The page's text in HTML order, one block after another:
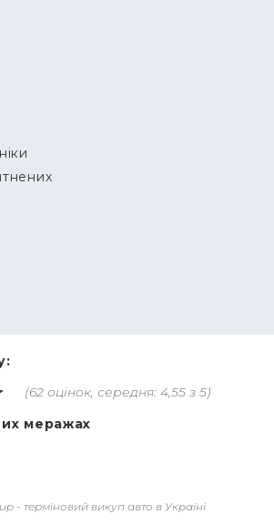
(62 оцінок, середня: 4,55 з 5)
меражах
- терміновий викуп авто в Україні